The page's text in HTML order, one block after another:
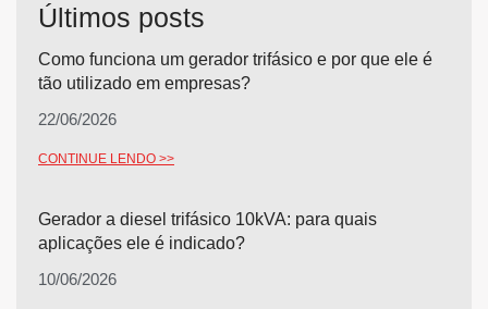
Últimos posts
Como funciona um gerador trifásico e por que ele é
tão utilizado em empresas?
22/06/2026
CONTINUE LENDO >>
Gerador a diesel trifásico 10kVA: para quais
aplicações ele é indicado?
10/06/2026